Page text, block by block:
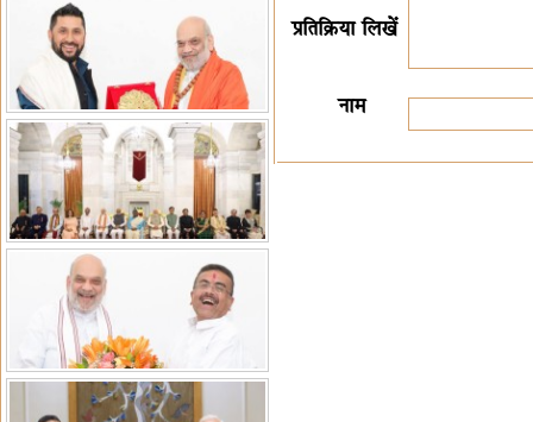
प्रतिक्रिया लिखें
नाम